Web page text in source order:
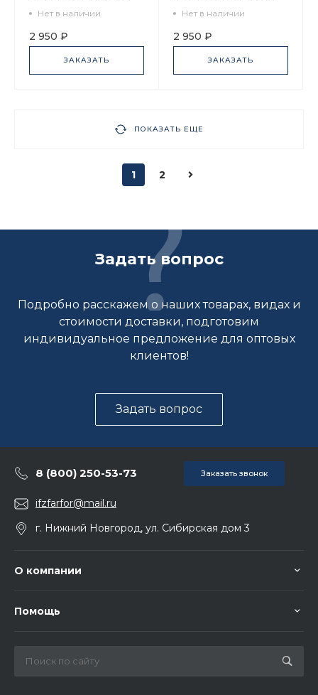
Нет в наличии
2 950 ₽
ЗАКАЗАТЬ
Нет в наличии
2 950 ₽
ЗАКАЗАТЬ
ПОКАЗАТЬ ЕЩЕ
1 2
Задать вопрос
Подробно расскажем о наших товарах, видах и
стоимости доставки, подготовим
индивидуальное предложение для оптовых
клиентов!
Задать вопрос
8 (800) 250-53-73 Заказать звонок
ifzfarfor@mail.ru
г. Нижний Новгород, ул. Сибирская дом 3
О компании
Помощь